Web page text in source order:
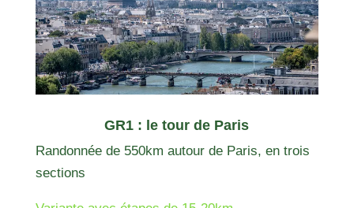
GR1 : le tour de Paris
Randonnée de 550km autour de Paris, en trois
sections